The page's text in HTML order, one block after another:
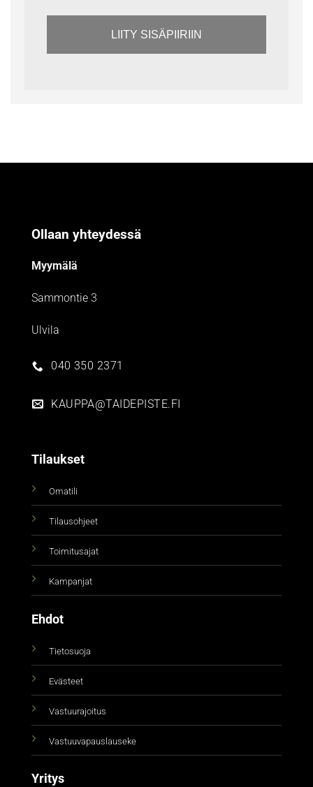
LIITY SISÄPIIRIIN
Ollaan yhteydessä
Myymälä
Sammontie 3
Ulvila
040 350 2371
KAUPPA@TAIDEPISTE.FI
Tilaukset
Omatili
Tilausohjeet
Toimitusajat
Kampanjat
Ehdot
Tietosuoja
Evästeet
Vastuurajoitus
Vastuuvapauslauseke
Yritys